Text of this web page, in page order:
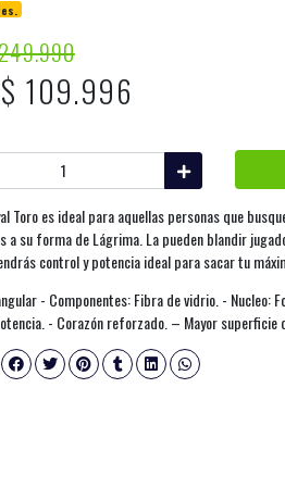
109.996
Toro es ideal para aquellas personas que
a su forma de Lágrima. La pueden blandir
control y potencia ideal para sacar tu
- Componentes: Fibra de vidrio. - Nucleo:
- Corazón reforzado. – Mayor